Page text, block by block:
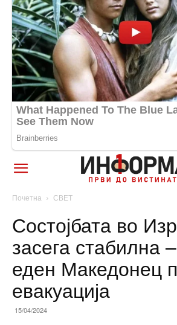
Почетна СВЕТ
Состојбата во
засега стабилна
еден Македонец
евакуација
15/04/2024